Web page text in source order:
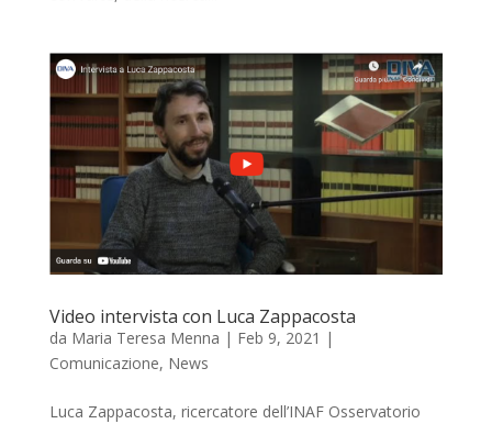
Video intervista con Luca Zappacosta
da Maria Teresa Menna | Feb 9, 2021 |
Comunicazione, News
Luca Zappacosta, ricercatore dell’INAF Osservatorio